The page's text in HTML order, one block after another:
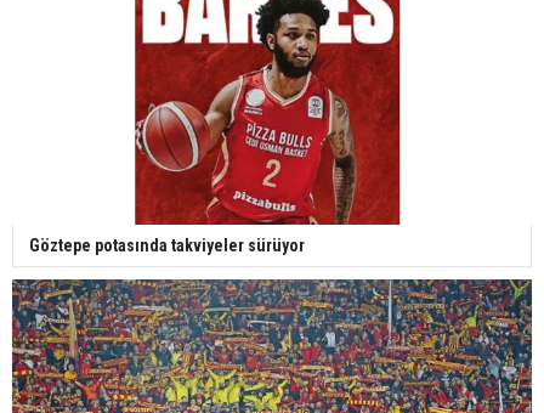
Göztepe potasında takviyeler sürüyor